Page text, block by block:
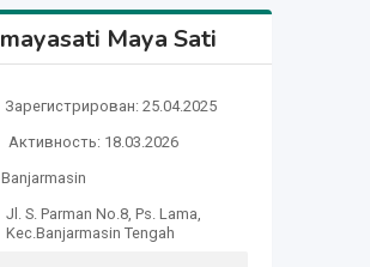
mayasati Maya Sati
Зарегистрирован: 25.04.2025
Активность: 18.03.2026
Banjarmasin
Jl. S. Parman No.8, Ps. Lama,
Kec.Banjarmasin Tengah